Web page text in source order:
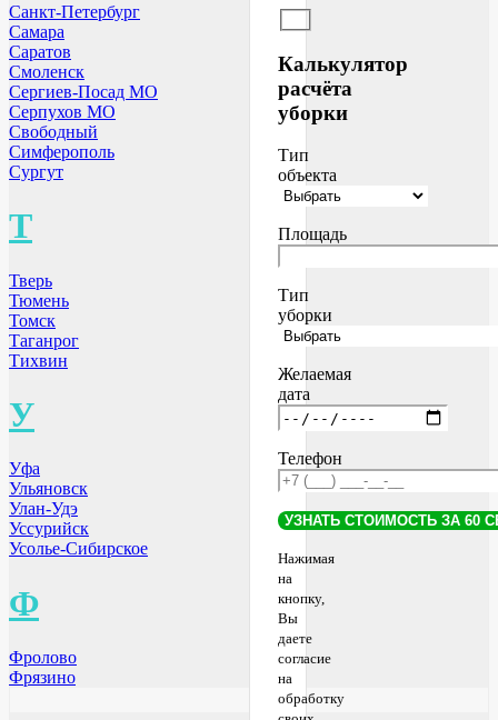
Санкт-Петербург
Самара
Саратов
Смоленск
Сергиев-Посад МО
Серпухов МО
Свободный
Симферополь
Сургут
Т
Тверь
Тюмень
Томск
Таганрог
Тихвин
У
Уфа
Ульяновск
Улан-Удэ
Уссурийск
Усолье-Сибирское
Ф
Фролово
Фрязино
Калькулятор
расчёта
уборки
Тип
объекта
Площадь
Тип
уборки
Желаемая
дата
Телефон
Нажимая
на
кнопку,
Вы
даете
согласие
на
обработку